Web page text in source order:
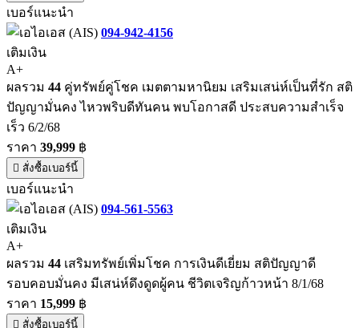
เบอร์แนะนำ
094-942-4156
เติมเงิน
A+
ผลรวม 44 คู่ทรัพย์คู่โชค เมตตามหานิยม เสริมเสน่ห์เป็นที่รัก สติ
ปัญญามั่นคง ไหวพริบดีทันคน พบโอกาสดี ประสบความสำเร็จ
เร็ว 6/2/68
ราคา 39,999 ฿
สั่งซื้อเบอร์นี้
เบอร์แนะนำ
094-561-5563
เติมเงิน
A+
ผลรวม 44 เสริมทรัพย์เพิ่มโชค การเงินดีเยี่ยม สติปัญญาดี
รอบคอบมั่นคง มีเสน่ห์ดึงดูดผู้คน ชีวิตเจริญก้าวหน้า 8/1/68
ราคา 15,999 ฿
สั่งซื้อเบอร์นี้